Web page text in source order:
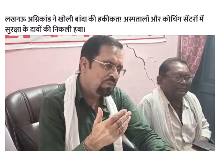
लखनऊ अग्निकांड ने खोली बांदा की हकीकत! अस्पतालों और कोचिंग सेंटरों में
सुरक्षा के दावों की निकली हवा।